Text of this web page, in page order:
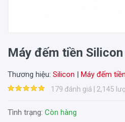
Máy đếm tiền
Thương hiệu: Silicon | Máy đếm
179 đánh giá | 2,145
Tình trạng: Còn hàng